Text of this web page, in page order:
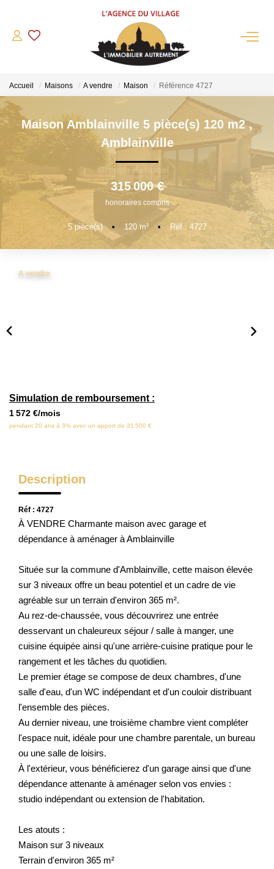
QUI SOMMES-NOUS?
L'agence
Nous Rejoindre
Nos Partenaires
NOS ACTUALITÉS
Maisons Anciennes
VENTES INTERACTIVES
NOS CLIENTS
Nos Prestations
Avis Clients
Accueil Maisons A vendre Maison Référence 4727
Maison Amblainville 5 pièce(s) 120 m2,
Amblainville
315 000 €
honoraires compris
5pièce(s) • 120m² • Réf : 4727
A vendre
Simulation de remboursement :
1 572 €/mois
pendant 20 ans à 3% avec un apport de 31 500 €
Description
Réf : 4727
À VENDRE Charmante maison avec garage et
dépendance à aménager à Amblainville
Située sur la commune d'Amblainville, cette maison élevée
sur 3 niveaux offre un beau potentiel et un cadre de vie
agréable sur un terrain d'environ 365 m².
Au rez-de-chaussée, vous découvrirez une entrée
desservant un chaleureux séjour / salle à manger, une
cuisine équipée ainsi qu'une arrière-cuisine pratique pour le
rangement et les tâches du quotidien.
Le premier étage se compose de deux chambres, d'une
salle d'eau, d'un WC indépendant et d'un couloir distribuant
l'ensemble des pièces.
Au dernier niveau, une troisième chambre vient compléter
l'espace nuit, idéale pour une chambre parentale, un bureau
ou une salle de loisirs.
À l'extérieur, vous bénéficierez d'un garage ainsi que d'une
dépendance attenante à aménager selon vos envies :
studio indépendant ou extension de l'habitation.
Les atouts :
Maison sur 3 niveaux
Terrain d'environ 365 m²